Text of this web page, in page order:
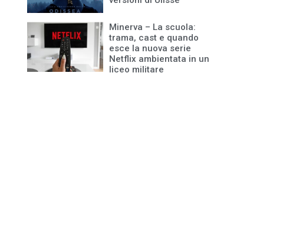
Minerva – La scuola:
trama, cast e quando
esce la nuova serie
Netflix ambientata in un
liceo militare